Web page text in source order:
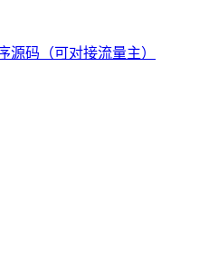
源码（可对接流量主）